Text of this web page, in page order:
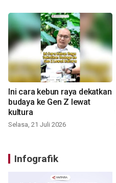
Ini cara kebun raya dekatkan
budaya ke Gen Z lewat
kultura
Selasa, 21 Juli 2026
Infografik